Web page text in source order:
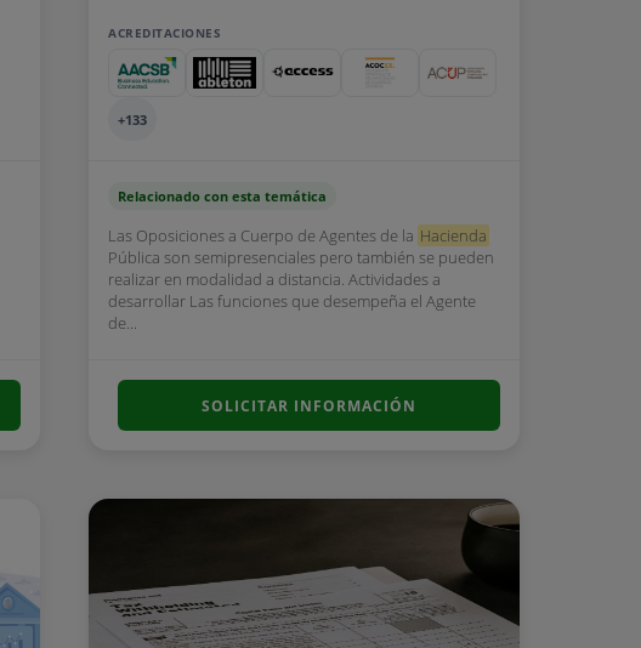
ACREDITACIONES
+133
Relacionado con esta temática
Las Oposiciones a Cuerpo de Agentes de la Hacienda
Pública son semipresenciales pero también se pueden
realizar en modalidad a distancia. Actividades a
desarrollar Las funciones que desempeña el Agente
de...
SOLICITAR INFORMACIÓN